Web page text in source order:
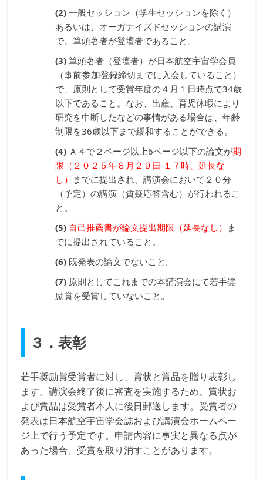
一般セッション（学生セッションを除く）
あるいは、オーガナイズドセッションの講演
で、筆頭著者が登壇者であること。
筆頭著者（登壇者）が日本航空宇宙学会員
（事前参加登録締切までに入会していること）
で、原則として受賞年度の４月１日時点で34歳
以下であること。なお、出産、育児休暇により
研究を中断したなどの事情がある場合は、年齢
制限を36歳以下まで緩和することができる。
Ａ４で２ページ以上6ページ以下の論文が期
限（２０２５年８月２９日 １７時、延長な
し） までに提出され、講演会において２０分
（予定）の講演（質疑応答含む）が行われるこ
と。
自己推薦書が論文提出期限（延長なし） ま
でに提出されていること。
既発表の論文でないこと。
原則としてこれまでの本講演会にて若手奨
励賞を受賞していないこと。
３．表彰
若手奨励賞受賞者に対し、賞状と賞品を贈り表彰し
ます。講演会終了後に審査を実施するため、賞状お
よび賞品は受賞者本人に後日郵送します。受賞者の
発表は日本航空宇宙学会誌および講演会ホームペー
ジ上で行う予定です。申請内容に事実と異なる点が
あった場合、受賞を取り消すことがあります。